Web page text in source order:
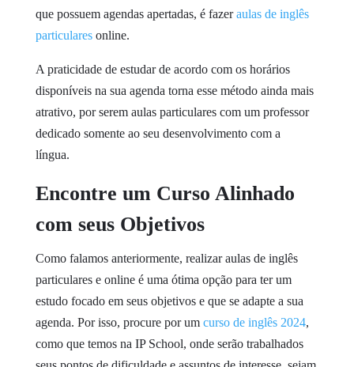
que possuem agendas apertadas, é fazeraulas de inglês
particulares online.
A praticidade de estudar de acordo com os horários
disponíveis na sua agenda torna esse método ainda mais
atrativo, por serem aulas particulares com um professor
dedicado somente ao seu desenvolvimento com a
língua.
Encontre um Curso Alinhado
com seus Objetivos
Como falamos anteriormente, realizar aulas de inglês
particulares e online é uma ótima opção para ter um
estudo focado em seus objetivos e que se adapte a sua
agenda. Por isso, procure por um curso de inglês 2024,
como que temos na IP School, onde serão trabalhados